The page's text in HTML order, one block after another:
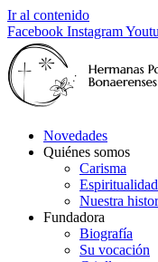
Ir al contenido
Facebook Instagram
Novedades
Quiénes somos
Carisma
Espiritualidad
Nuestra
Fundadora
Biografía
Su vocación